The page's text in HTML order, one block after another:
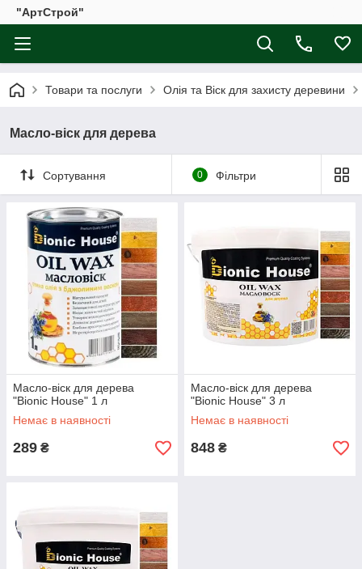
"АртСтрой"
Товари та послуги Олія та Віск для захисту деревини
Масло-віск для дерева
Сортування 0 Фільтри
Масло-віск для дерева
"Bionic House" 1 л
Немає в наявності
289 ₴
Масло-віск для дерева
"Bionic House" 3 л
Немає в наявності
848 ₴